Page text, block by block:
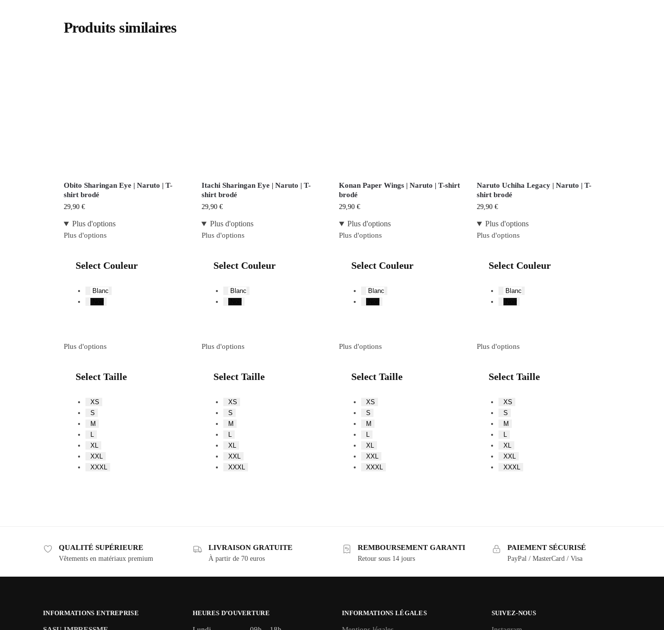
Produits similaires
Obito Sharingan Eye | Naruto | T-
shirt brodé
29,90 €
Plus d'options
Plus d'options
Select Couleur
Blanc
Noir
Plus d'options
Select Taille
XS
S
M
L
XL
XXL
XXXL
Itachi Sharingan Eye | Naruto | T-
shirt brodé
29,90 €
Plus d'options
Plus d'options
Select Couleur
Blanc
Plus d'options
Select Taille
XS
S
M
L
XL
XXL
XXXL
Konan Paper Wings | Naruto | T-shirt
brodé
29,90€
Plus d'options
Plus d'options
Select Couleur
Blanc
Plus d'options
Select Taille
XS
S
M
L
XL
XXL
XXXL
Naruto Uchiha Legacy | Naruto | T-
shirt brodé
29,90€
Plus d'options
Plus d'options
Select Couleur
Blanc
Noir
Plus d'options
Select Taille
XS
S
M
L
XL
XXL
XXXL
QUALITÉ SUPÉRIEURE
Vêtements en matériaux premium
LIVRAISON GRATUITE
À partir de 70 euros
REMBOURSEMENT GARANTI
Retour sous 14 jours
PAIEMENT SÉCURISÉ
PayPal / MasterCard / Visa
INFORMATIONS ENTREPRISE HEURES D’OUVERTURE INFORMATIONS LÉGALES SUIVEZ-NOUS